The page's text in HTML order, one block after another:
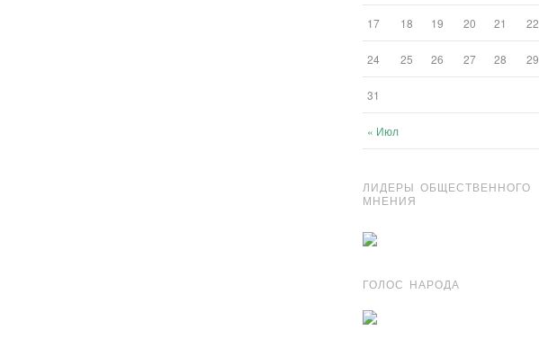
« Июл
17 18 19 20 21 22
24 25 26 27 28 29
31
ЛИДЕРЫ ОБЩЕСТВЕННОГО
МНЕНИЯ
ГОЛОС НАРОДА